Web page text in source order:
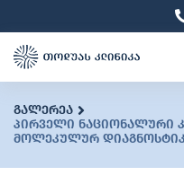
გალერეა
პირველი ნაციონალური
მოლეკულურ